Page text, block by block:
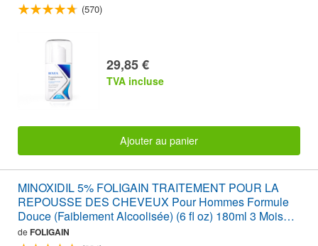
(570)
29,85 €
TVA incluse
Ajouter au panier
MINOXIDIL 5% FOLIGAIN TRAITEMENT POUR LA
REPOUSSE DES CHEVEUX Pour Hommes Formule
Douce (Faiblement Alcoolisée) (6 fl oz) 180ml 3 Mois
d'Approvisionnement
de FOLIGAIN